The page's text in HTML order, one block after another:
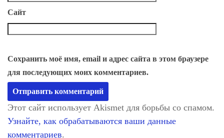
Сайт
Сохранить моё имя, email и адрес сайта в этом браузере
для последующих моих комментариев.
Этот сайт использует Akismet для борьбы со спамом.
Узнайте, как обрабатываются ваши данные
комментариев.